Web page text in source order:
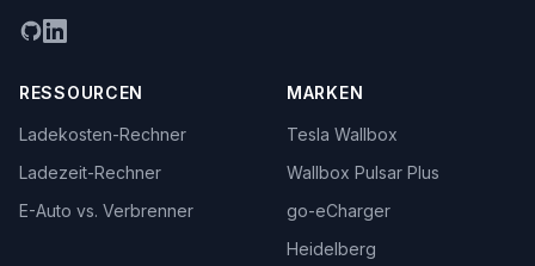
RESSOURCEN
Ladekosten-Rechner
Ladezeit-Rechner
E-Auto vs. Verbrenner
MARKEN
Tesla Wallbox
Wallbox Pulsar Plus
go-eCharger
Heidelberg